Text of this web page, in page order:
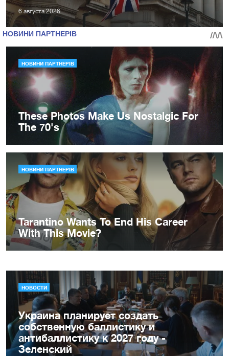
6 августа 2026
НОВОСТИ
Украина планирует создать
собственную баллистику и
антибаллистику к 2027 году -
Зеленский